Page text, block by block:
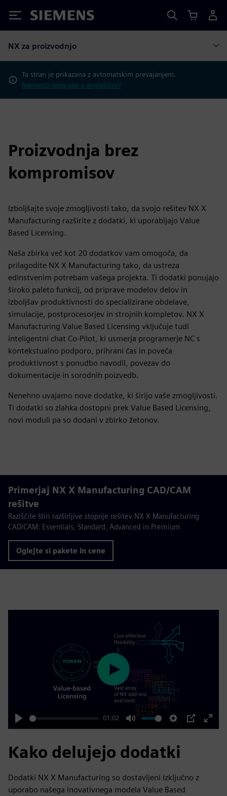
Siemens
NX za proizvodnjo
Ta stran je prikazana z avtomatskim prevajanjem.
Namesto tega glej v angleščini?
Proizvodnja brez
kompromisov
Izboljšajte svoje zmogljivosti tako, da svojo rešitev NX X
Manufacturing razširite z dodatki, ki uporabljajo Value
Based Licensing.
Naša zbirka več kot 20 dodatkov vam omogoča, da
prilagodite NX X Manufacturing tako, da ustreza
edinstvenim potrebam vašega projekta. Ti dodatki ponujajo
široko paleto funkcij, od priprave modelov delov in
izboljšav produktivnosti do specializirane obdelave,
simulacije, postprocesorjev in strojnih kompletov. NX X
Manufacturing Value Based Licensing vključuje tudi
inteligentni chat Co-Pilot, ki usmerja programerje NC s
kontekstualno podporo, prihrani čas in poveča
produktivnost s ponudbo navodil, povezav do
dokumentacije in sorodnih poizvedb.
Nenehno uvajamo nove dodatke, ki širijo vaše zmogljivosti.
Ti dodatki so zlahka dostopni prek Value Based Licensing,
novi moduli pa so dodani v zbirko žetonov.
Primerjaj NX X Manufacturing CAD/CAM
rešitve
Raziščite štiri razširljive stopnje rešitev NX X Manufacturing
CAD/CAM: Essentials, Standard, Advanced in Premium
Oglejte si pakete in cene
Play
01:02
Mute Settings
PIP
Enter
Play
Kako delujejo dodatki
Dodatki NX X Manufacturing so dostavljeni izključno z
uporabo našega inovativnega modela Value Based